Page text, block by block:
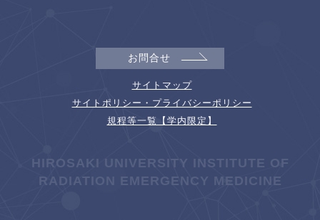
お問合せ
サイトマップ
サイトポリシー・プライバシーポリシー
規程等一覧【学内限定】
HIROSAKI UNIVERSITY INSTITUTE OF
RADIATION EMERGENCY MEDICINE